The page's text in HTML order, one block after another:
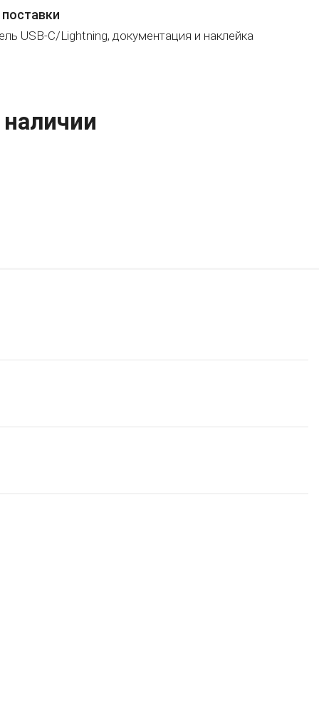
USB-C/Lightning, документация и наклейка